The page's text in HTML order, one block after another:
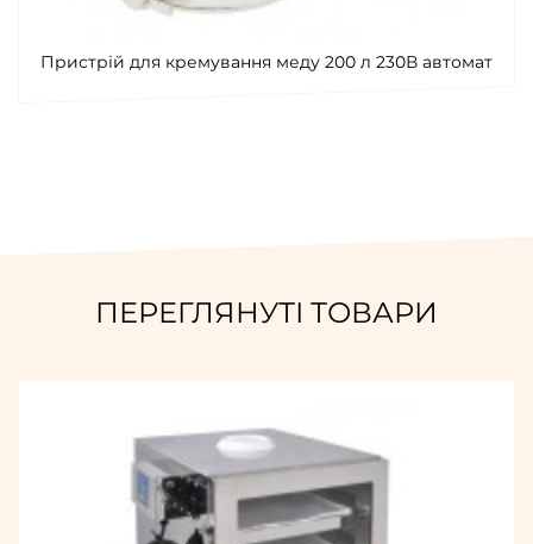
Пристрій для кремування меду 200 л 230В автомат
ПЕРЕГЛЯНУТІ ТОВАРИ